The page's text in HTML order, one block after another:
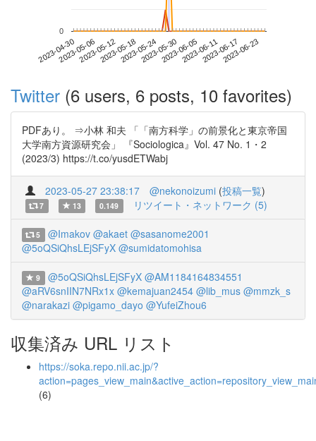
2023-04-302023-05-062023-05-122023-05-182023-05-242023-05-302023-06-052023-06-112023-06-172023-06-23
0
Twitter (6 users, 6 posts, 10 favorites)
PDFあり。 ⇒小林 和夫 「「南方科学」の前景化と東京帝国
大学南方資源研究会」 『Sociologica』Vol. 47 No. 1・2
(2023/3) https://t.co/yusdETWabj
2023-05-27 23:38:17 @nekonoizumi (投稿一覧)
7 13 0.149 リツイート・ネットワーク (5)
5 @Imakov @akaet @sasanome2001
@5oQSiQhsLEjSFyX @sumidatomohisa
9 @5oQSiQhsLEjSFyX @AM1184164834551
@aRV6snIIN7NRx1x @kemajuan2454 @lib_mus @mmzk_s
@narakazi @pigamo_dayo @YufeiZhou6
収集済み URL リスト
https://soka.repo.nii.ac.jp/?
(6)